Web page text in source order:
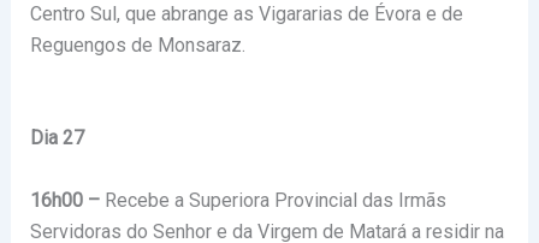
Centro Sul, que abrange as Vigararias de Évora e de
Reguengos de Monsaraz.
Dia 27
16h00 – Recebe a Superiora Provincial das Irmãs
Servidoras do Senhor e da Virgem de Matará a residir na